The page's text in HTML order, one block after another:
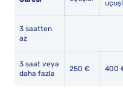
3 saatten
az
3 saat veya
daha fazla
250 € 400